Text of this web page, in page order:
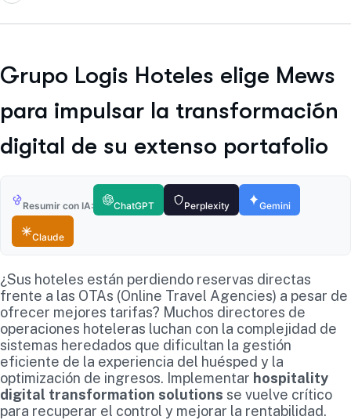
Grupo Logis Hoteles elige Mews
para impulsar la transformación
digital de su extenso portafolio
Resumir con IA: ChatGPT Perplexity Gemini
Claude
¿Sus hoteles están perdiendo reservas directas
frente a las OTAs (Online Travel Agencies) a pesar de
ofrecer mejores tarifas? Muchos directores de
operaciones hoteleras luchan con la complejidad de
sistemas heredados que dificultan la gestión
eficiente de la experiencia del huésped y la
optimización de ingresos. Implementar hospitality
digital transformation solutions se vuelve crítico
para recuperar el control y mejorar la rentabilidad.